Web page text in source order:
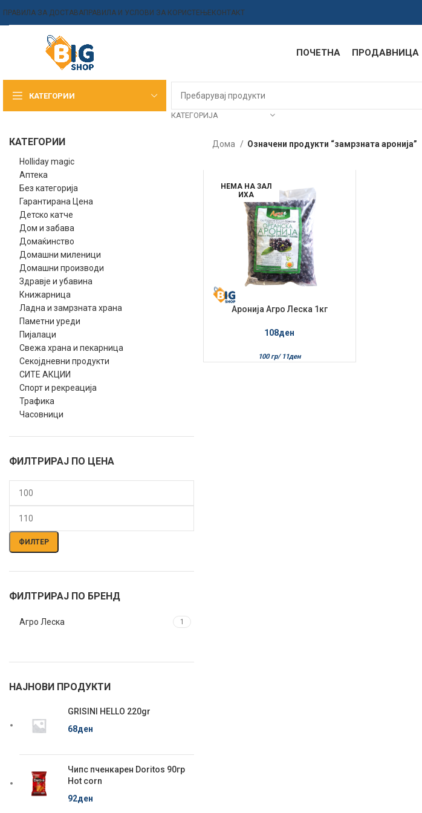
ПРАВИЛА ЗА ДОСТАВАПРАВИЛА И УСЛОВИ ЗА КОРИСТЕЊЕКОНТАКТ
ПОЧЕТНА ПРОДАВНИЦА
КАТЕГОРИИ
КАТЕГОРИЈА
КАТЕГОРИИ
Holliday magic
Аптека
Без категорија
Гарантирана Цена
Детско катче
Дом и забава
Домаќинство
Домашни миленици
Домашни производи
Здравје и убавина
Книжарница
Ладна и замрзната храна
Паметни уреди
Пијалаци
Свежа храна и пекарница
Секојдневни продукти
СИТЕ АКЦИИ
Спорт и рекреација
Трафика
Часовници
ФИЛТРИРАЈ ПО ЦЕНА
Мин.
цена
Макс.
цена
ФИЛТЕР
ФИЛТРИРАЈ ПО БРЕНД
Агро Леска 1
НАЈНОВИ ПРОДУКТИ
GRISINI HELLO 220gr
68ден
Чипс пченкарен Doritos 90гр
Hot corn
92ден
Дома Означени продукти “замрзната аронија”
НЕМА НА ЗАЛ
ИХА
Аронија Агро Леска 1кг
108ден
100 гр/ 11ден